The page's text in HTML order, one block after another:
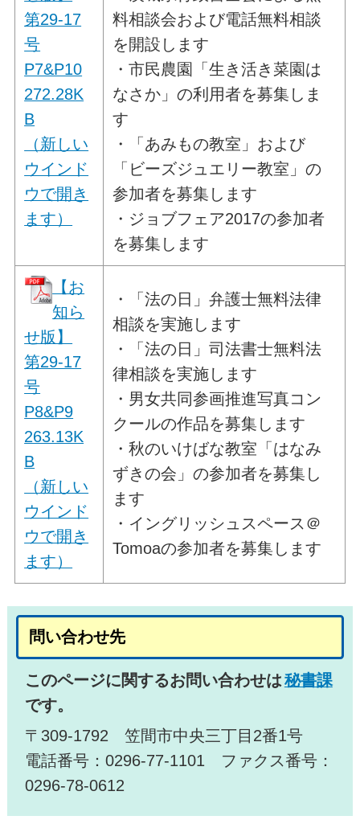
第29-17
号
P7&P10
272.28K
B
（新しい
ウインド
ウで開き
ます）
料相談会および電話無料相談
を開設します
・市民農園「生き活き菜園は
なさか」の利用者を募集しま
す
・「あみもの教室」および
「ビーズジュエリー教室」の
参加者を募集します
・ジョブフェア2017の参加者
を募集します
【お
知ら
せ版】
第29-17
号
P8&P9
263.13K
B
（新しい
ウインド
ウで開き
ます）
・「法の日」弁護士無料法律
相談を実施します
・「法の日」司法書士無料法
律相談を実施します
・男女共同参画推進写真コン
クールの作品を募集します
・秋のいけばな教室「はなみ
ずきの会」の参加者を募集し
ます
・イングリッシュスペース＠
Tomoaの参加者を募集します
問い合わせ先
このページに関するお問い合わせは秘書課
です。
〒309-1792 笠間市中央三丁目2番1号
電話番号：0296-77-1101 ファクス番号：
0296-78-0612